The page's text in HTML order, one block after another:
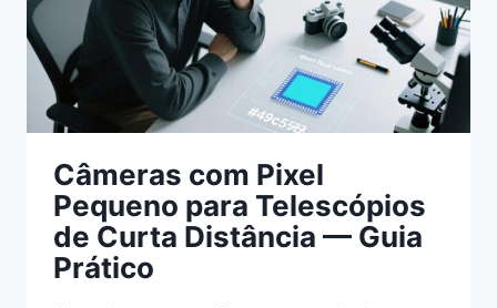
Câmeras com Pixel
Pequeno para Telescópios
de Curta Distância — Guia
Prático